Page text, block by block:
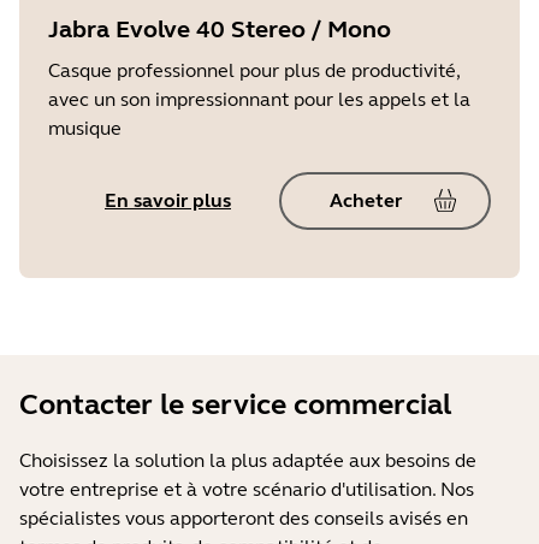
Jabra Evolve 40 Stereo / Mono
Casque professionnel pour plus de productivité,
avec un son impressionnant pour les appels et la
musique
En savoir plus Acheter
Contacter le service commercial
Choisissez la solution la plus adaptée aux besoins de
votre entreprise et à votre scénario d'utilisation. Nos
spécialistes vous apporteront des conseils avisés en